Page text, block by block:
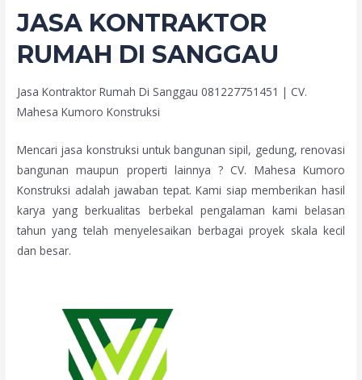
JASA KONTRAKTOR
RUMAH DI SANGGAU
Jasa Kontraktor Rumah Di Sanggau 081227751451 | CV.
Mahesa Kumoro Konstruksi
Mencari jasa konstruksi untuk bangunan sipil, gedung, renovasi
bangunan maupun properti lainnya ? CV. Mahesa Kumoro
Konstruksi adalah jawaban tepat. Kami siap memberikan hasil
karya yang berkualitas berbekal pengalaman kami belasan
tahun yang telah menyelesaikan berbagai proyek skala kecil
dan besar.